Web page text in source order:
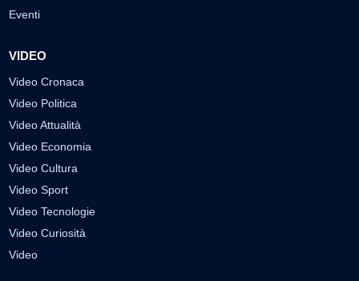
Eventi
VIDEO
Video Cronaca
Video Politica
Video Attualità
Video Economia
Video Cultura
Video Sport
Video Tecnologie
Video Curiosità
Video